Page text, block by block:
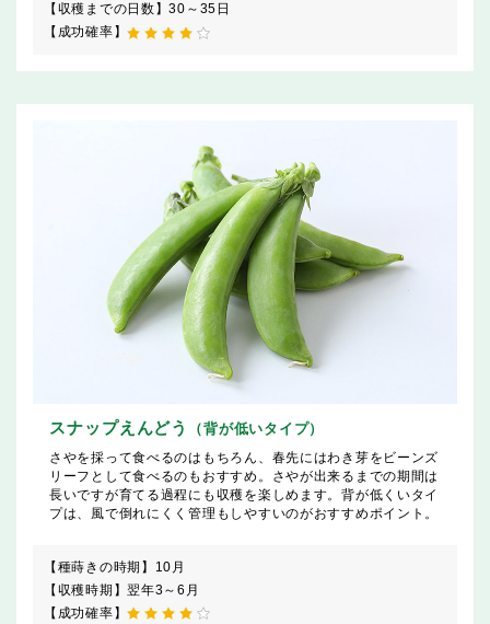
【収穫までの日数】30～35日
【成功確率】
スナップえんどう （背が低いタイプ）
さやを採って食べるのはもちろん、春先にはわき芽をビーンズ
リーフとして食べるのもおすすめ。さやが出来るまでの期間は
長いですが育てる過程にも収穫を楽しめます。背が低くいタイ
プは、風で倒れにくく管理もしやすいのがおすすめポイント。
【種蒔きの時期】 10月
【収穫時期】翌年3～6月
【成功確率】